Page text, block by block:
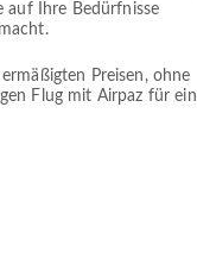
auf Ihre Bedürfnisse
Preisen, ohne
Flug mit Airpaz für ein